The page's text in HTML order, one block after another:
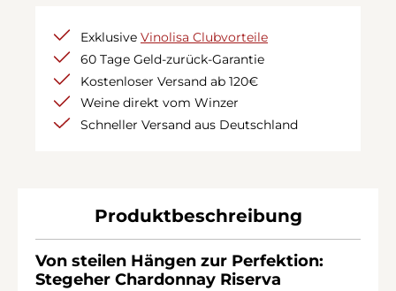
Exklusive Vinolisa Clubvorteile
60 Tage Geld-zurück-Garantie
Kostenloser Versand ab 120€
Weine direkt vom Winzer
Schneller Versand aus Deutschland
Produktbeschreibung
Von steilen Hängen zur Perfektion:
Stegeher Chardonnay Riserva